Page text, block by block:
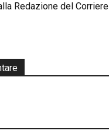
Redazione del Corriere